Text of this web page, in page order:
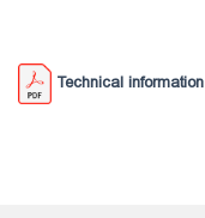
Technical information